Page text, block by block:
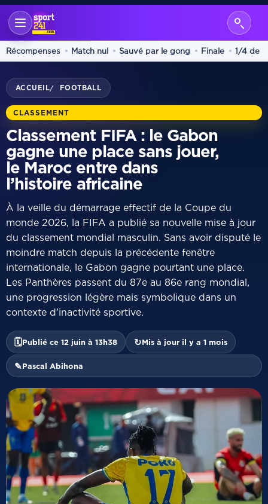
Récompenses Match nul Sauvé par le gong Finale 1/4 de
ACCUEIL/ FOOTBALL
CLASSEMENT
Classement FIFA : le Gabon
gagne une place sans jouer,
le Maroc entre dans
l’histoire africaine
À la veille du démarrage effectif de la Coupe du
monde 2026, la FIFA a publié sa nouvelle mise à jour
du classement mondial masculin. Sans avoir disputé le
moindre match depuis la précédente fenêtre
internationale, le Gabon gagne pourtant une place.
Les Panthères passent du 87e au 86e rang mondial,
une progression légère mais symbolique dans un
contexte d’inactivité sportive.
🗓Publié ce 12 juin à 13h38 ↻Mis à jour il y a 1 mois
✎Pascal Abihona